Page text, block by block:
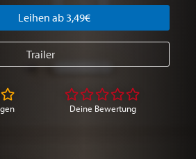
Leihen ab 3,49€
Trailer
Deine Bewertung